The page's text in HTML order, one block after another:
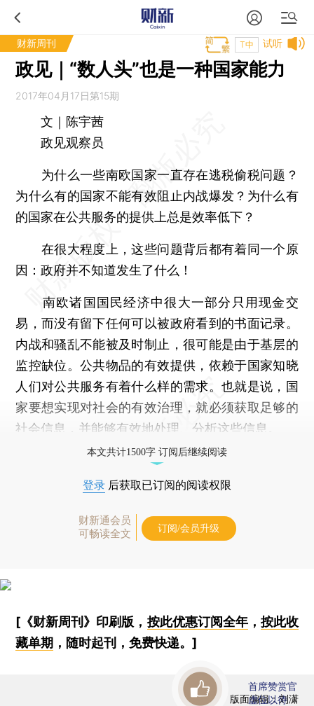
财新周刊 试听
T中
政见｜“数人头”也是一种国家能力
2017年04月17日第15期
文｜陈宇茜
政见观察员
为什么一些南欧国家一直存在逃税偷税问题？
为什么有的国家不能有效阻止内战爆发？为什么有
的国家在公共服务的提供上总是效率低下？
在很大程度上，这些问题背后都有着同一个原
因：政府并不知道发生了什么！
南欧诸国国民经济中很大一部分只用现金交
易，而没有留下任何可以被政府看到的书面记录。
内战和骚乱不能被及时制止，很可能是由于基层的
监控缺位。公共物品的有效提供，依赖于国家知晓
人们对公共服务有着什么样的需求。也就是说，国
家要想实现对社会的有效治理，就必须获取足够的
社会信息，并能够有效地处理、分析这些信息。
本文共计1500字 订阅后继续阅读
登录 后获取已订阅的阅读权限
财新通会员
可畅读全文
订阅/会员升级
[《财新周刊》印刷版， 按此优惠订阅全年， 按此收
藏单期 ，随时起刊，免费快递。]
版面编辑：刘潇
首席赞赏官
虚位以待